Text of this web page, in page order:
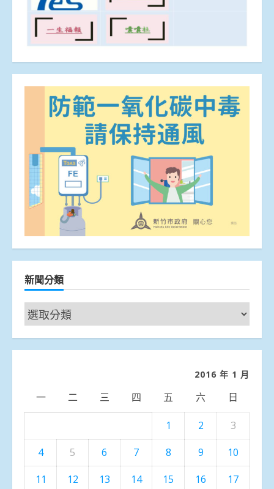
新聞分類
新
聞
分
2016 年 1 月
一 二 三 四 五 六 日
1 2
3
4
5 6 7 8 9
10
11
12 13 14 15 16
17